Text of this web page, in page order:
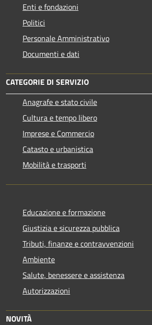
Enti e fondazioni
Politici
Personale Amministrativo
Documenti e dati
CATEGORIE DI SERVIZIO
Anagrafe e stato civile
Cultura e tempo libero
Imprese e Commercio
Catasto e urbanistica
Mobilità e trasporti
Educazione e formazione
Giustizia e sicurezza pubblica
Tributi, finanze e contravvenzioni
Ambiente
Salute, benessere e assistenza
Autorizzazioni
NOVITÀ